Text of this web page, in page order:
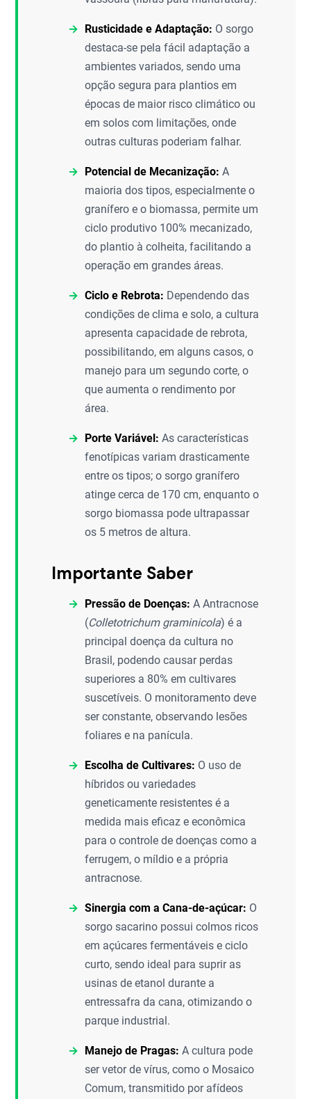
Rusticidade e Adaptação: O sorgo
destaca-se pela fácil adaptação a
ambientes variados, sendo uma
opção segura para plantios em
épocas de maior risco climático ou
em solos com limitações, onde
outras culturas poderiam falhar.
Potencial de Mecanização: A
maioria dos tipos, especialmente o
granífero e o biomassa, permite um
ciclo produtivo 100% mecanizado,
do plantio à colheita, facilitando a
operação em grandes áreas.
Ciclo e Rebrota: Dependendo das
condições de clima e solo, a cultura
apresenta capacidade de rebrota,
possibilitando, em alguns casos, o
manejo para um segundo corte, o
que aumenta o rendimento por
área.
Porte Variável: As características
fenotípicas variam drasticamente
entre os tipos; o sorgo granífero
atinge cerca de 170 cm, enquanto o
sorgo biomassa pode ultrapassar
os 5 metros de altura.
Importante Saber
Pressão de Doenças: A Antracnose
(Colletotrichum graminicola) é a
principal doença da cultura no
Brasil, podendo causar perdas
superiores a 80% em cultivares
suscetíveis. O monitoramento deve
ser constante, observando lesões
foliares e na panícula.
Escolha de Cultivares: O uso de
híbridos ou variedades
geneticamente resistentes é a
medida mais eficaz e econômica
para o controle de doenças como a
ferrugem, o míldio e a própria
antracnose.
Sinergia com a Cana-de-açúcar: O
sorgo sacarino possui colmos ricos
em açúcares fermentáveis e ciclo
curto, sendo ideal para suprir as
usinas de etanol durante a
entressafra da cana, otimizando o
parque industrial.
Manejo de Pragas: A cultura pode
ser vetor de vírus, como o Mosaico
Comum, transmitido por afídeos